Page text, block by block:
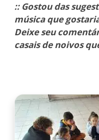
:: Gostou das
música que
Deixe seu
casais de noivos